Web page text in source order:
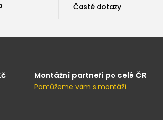
Časté dotazy
Montážní partneři po celé ČR
Pomůžeme vám s montáží